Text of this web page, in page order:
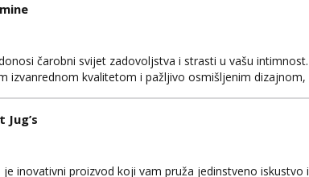
čarobni svijet zadovoljstva i strasti u vašu intimnost.
izvanrednom kvalitetom i pažljivo osmišljenim dizajnom,
je inovativni proizvod koji vam pruža jedinstveno iskustvo i